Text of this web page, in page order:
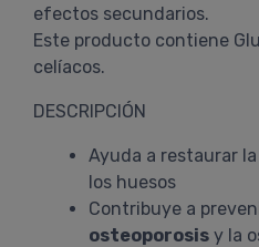
efectos secundarios.
Este producto contiene
celíacos.
DESCRIPCIÓN
Ayuda a restaurar
los huesos
Contribuye a
osteoporosis y la